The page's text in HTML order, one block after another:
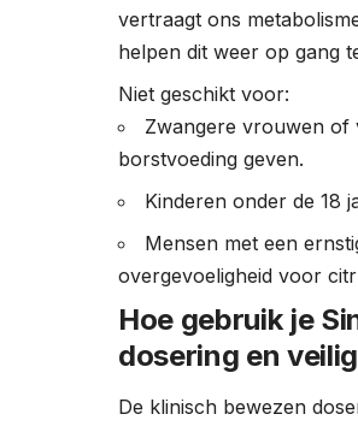
vertraagt ons
helpen dit weer op gang
Niet geschikt voor:
Zwangere vrouwen of
borstvoeding geven.
Kinderen onder de 18
Mensen met een
overgevoeligheid voor
Hoe gebruik je
dosering en
De klinisch bewezen